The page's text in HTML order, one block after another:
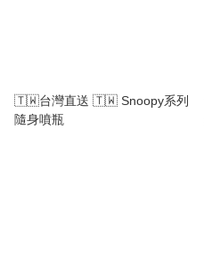
🇹🇼台灣直送 🇹🇼 Snoopy系列
隨身噴瓶